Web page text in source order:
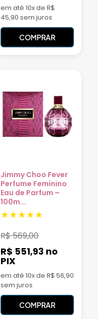
em até 10x de R$
45,90 sem juros
COMPRAR
Jimmy Choo Fever
Perfume Feminino
Eau de Parfum –
100m...
R$569,00
R$ 551,93 no
PIX
em até 10x de R$ 56,90
sem juros
COMPRAR